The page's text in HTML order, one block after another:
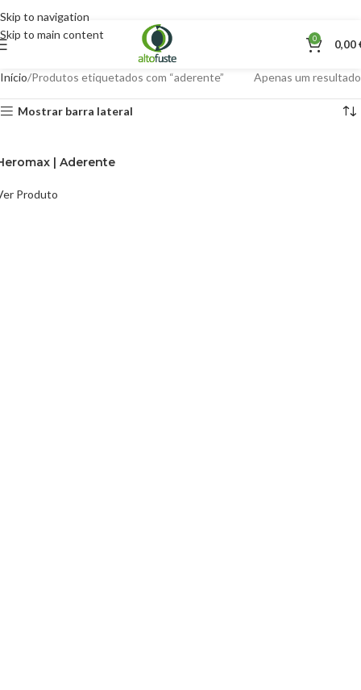
Skip to navigation
Skip to main content
0 0,00
Início Produtos etiquetados com “aderente” Apenas um resultado
Mostrar barra lateral
| Aderente
Produto